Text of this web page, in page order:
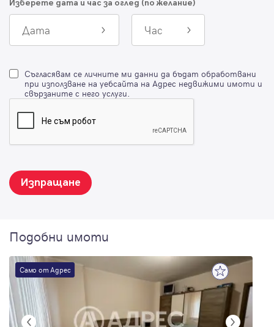
Изберете дата и час за оглед (по желание)
Дата Час
Съгласявам се личните ми данни да бъдат обработвани
при използване на уебсайта на Адрес недвижими имоти и
свързаните с него услуги.
Изпращане
Подобни имоти
Само от Адрес